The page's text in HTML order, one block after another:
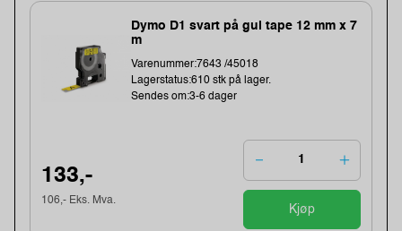
Dymo D1 svart på gul tape 12 mm x 7
m
Varenummer:7643 /45018
Lagerstatus:610 stk på lager.
Sendes om:3-6 dager
133,-
106,- Eks. Mva.
Kjøp